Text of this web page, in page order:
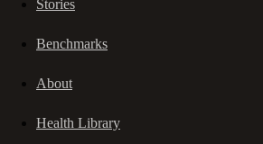
Stories
Benchmarks
About
Health Library